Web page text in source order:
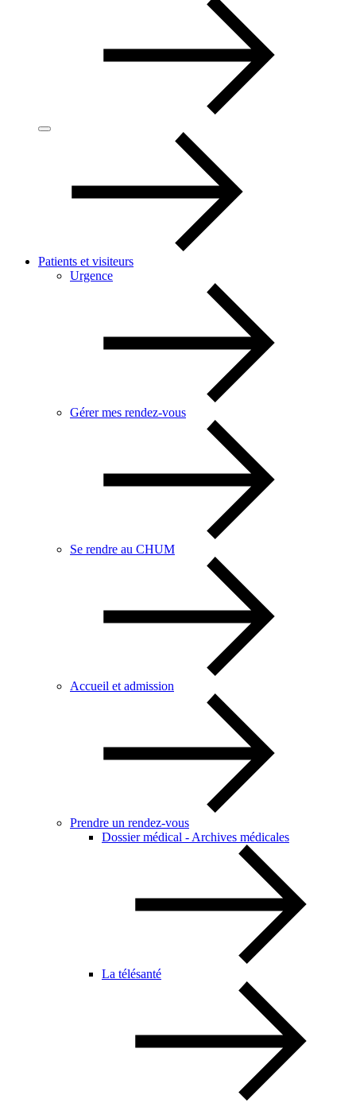
Patients et visiteurs
Urgence
Gérer mes rendez-vous
Se rendre au CHUM
Accueil et admission
Prendre un rendez-vous
Dossier médical - Archives médicales
La télésanté